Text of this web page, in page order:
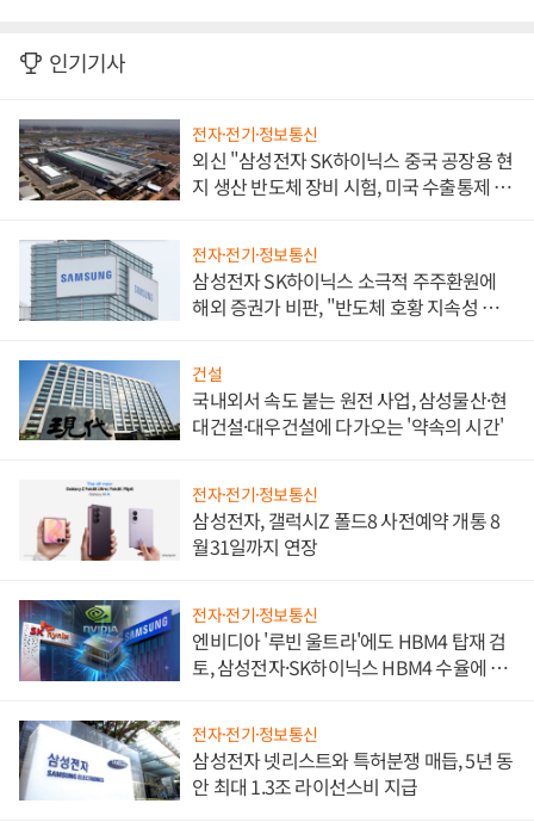
인기기사
전자·전기·정보통신
외신 "삼성전자 SK하이닉스 중국 공장용 현
지 생산 반도체 장비 시험, 미국 수출통제 대
전자·전기·정보통신
삼성전자 SK하이닉스 소극적 주주환원에
해외 증권가 비판, "반도체 호황 지속성 의
건설
국내외서 속도 붙는 원전 사업, 삼성물산·현
대건설·대우건설에 다가오는 '약속의 시간'
전자·전기·정보통신
삼성전자, 갤럭시Z 폴드8 사전예약 개통 8
월31일까지 연장
전자·전기·정보통신
엔비디아 '루빈 울트라'에도 HBM4 탑재 검
토, 삼성전자·SK하이닉스 HBM4 수율에 주
전자·전기·정보통신
삼성전자 넷리스트와 특허분쟁 매듭, 5년 동
안 최대 1.3조 라이선스비 지급